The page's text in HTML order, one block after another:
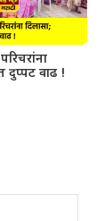
दुप्पट वाढ !